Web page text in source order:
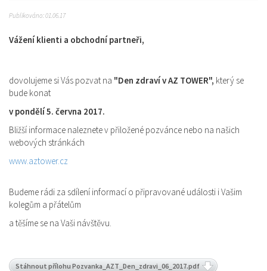
Publikováno: 01.06.17
Vážení klienti a obchodní partneři,
dovolujeme si Vás pozvat na "Den zdraví v AZ TOWER", který se
bude konat
v pondělí 5. června 2017.
Bližší informace naleznete v přiložené pozvánce nebo na našich
webových stránkách
www.aztower.cz
Budeme rádi za sdílení informací o připravované události i Vašim
kolegům a přátelům
a těšíme se na Vaši návštěvu.
Stáhnout přílohu Pozvanka_AZT_Den_zdravi_06_2017.pdf